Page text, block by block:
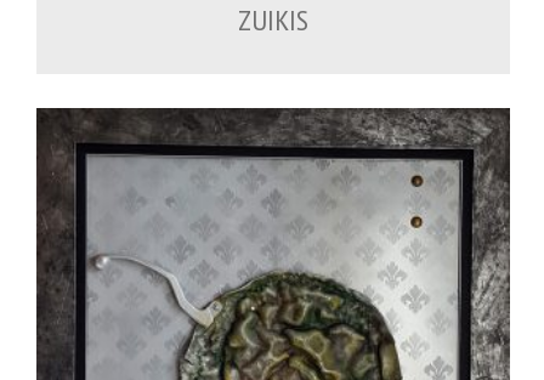
ZUIKIS